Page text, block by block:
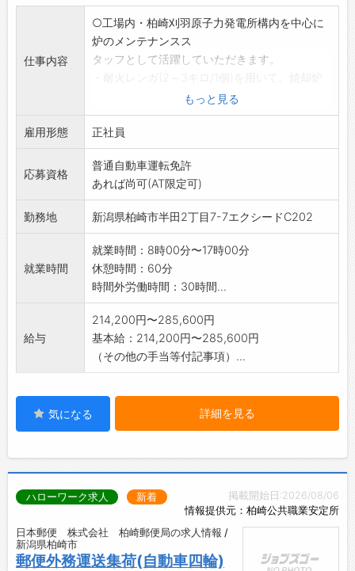
仕事内容
○工場内・柏崎刈羽原子力発電所構内を中心に
炉のメンテナンスス
タッフとして活躍していただきます。
炉の内部を施工していきます。
★主な作業
1、レンガを指定場所に運ぶ(台車に乗せて)
2、レンガを加工する(レンガの角をハンマーで
削る作業)
3、レンガを積み上げていく(指定の場所に)
※現場は柏崎市内を拠点にし、関東地域を中心
※変更範囲:会社の定める業務
もっと見る
雇用形態 正社員
応募資格
普通自動車運転免許
あれば尚可(AT限定可)
勤務地 新潟県柏崎市半田2丁目7-7エクシードC202
就業時間
就業時間：8時00分〜17時00分
休憩時間：60分
時間外労働時間：30時間...
給与
214,200円〜285,600円
基本給：214,200円〜285,600円
（その他の手当等付記事項）...
気になる 詳細を見る
掲載開始日:2026/08/06
情報提供元：柏崎公共職業安定所
ハローワーク求人 新着
日本郵便 株式会社 柏崎郵便局の求人情報 /
新潟県柏崎市
郵便外務運送集荷(自動車四輪)